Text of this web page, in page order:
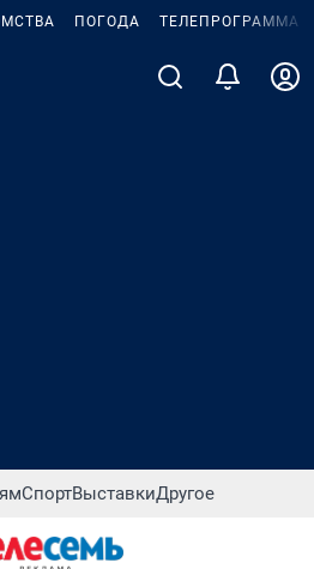
ПОГОДА ТЕЛЕПРОГРАММА
СпортВыставкиДругое